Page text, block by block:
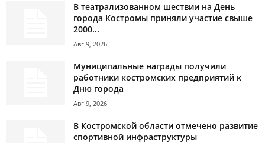
В театрализованном шествии на День
города Костромы приняли участие свыше
2000...
Авг 9, 2026
Муниципальные награды получили
работники костромских предприятий к
Дню города
Авг 9, 2026
В Костромской области отмечено развитие
спортивной инфраструктуры